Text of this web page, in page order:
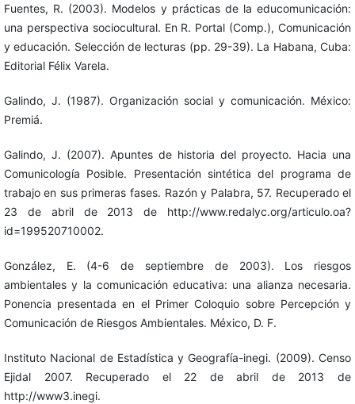
Fuentes, R. (2003). Modelos y prácticas de la educomunicación:
una perspectiva sociocultural. En R. Portal (Comp.), Comunicación
y educación. Selección de lecturas (pp. 29-39). La Habana, Cuba:
Editorial Félix Varela.
Galindo, J. (1987). Organización social y comunicación. México:
Premiá.
Galindo, J. (2007). Apuntes de historia del proyecto. Hacia una
Comunicología Posible. Presentación sintética del programa de
trabajo en sus primeras fases. Razón y Palabra, 57. Recuperado el
23 de abril de 2013 de http://www.redalyc.org/articulo.oa?
id=199520710002.
González, E. (4-6 de septiembre de 2003). Los riesgos
ambientales y la comunicación educativa: una alianza necesaria.
Ponencia presentada en el Primer Coloquio sobre Percepción y
Comunicación de Riesgos Ambientales. México, D. F.
Instituto Nacional de Estadística y Geografía-inegi. (2009). Censo
Ejidal 2007. Recuperado el 22 de abril de 2013 de
http://www3.inegi.